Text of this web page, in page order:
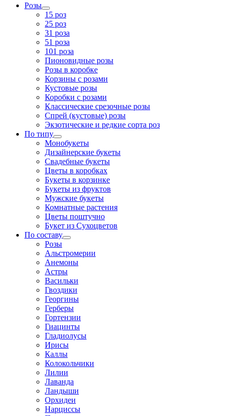
Розы
15 роз
25 роз
31 роза
51 роза
101 роза
Пионовидные розы
Розы в коробке
Корзины с розами
Кустовые розы
Коробки с розами
Классические срезочные розы
Спрей (кустовые) розы
Экзотические и редкие сорта роз
По типу
Монобукеты
Дизайнерские букеты
Свадебные букеты
Цветы в коробках
Букеты в корзинке
Букеты из фруктов
Мужские букеты
Комнатные растения
Цветы поштучно
Букет из Сухоцветов
По составу
Розы
Альстромерии
Анемоны
Астры
Васильки
Гвоздики
Георгины
Герберы
Гортензии
Гиацинты
Гладиолусы
Ирисы
Каллы
Колокольчики
Лилии
Лаванда
Ландыши
Орхидеи
Нарциссы